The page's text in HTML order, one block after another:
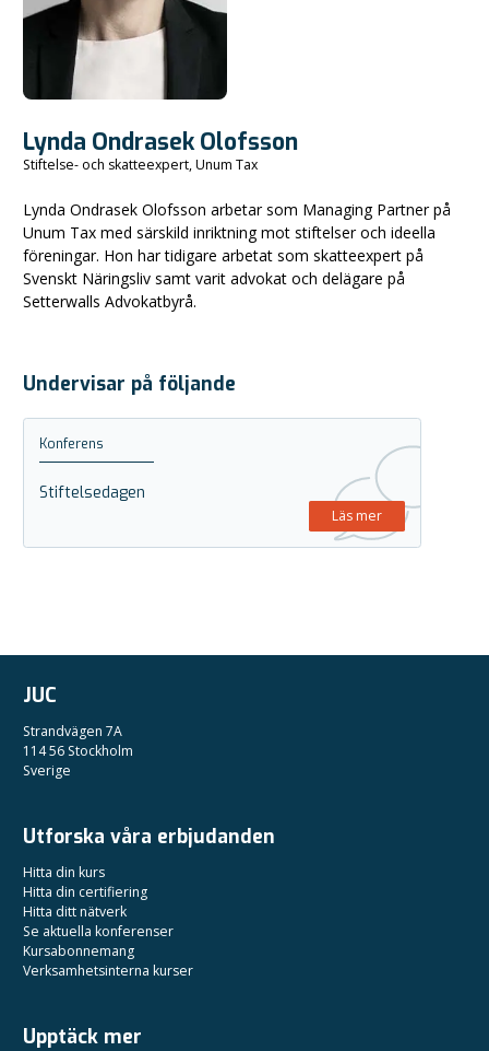
Lynda Ondrasek Olofsson
Stiftelse- och skatteexpert, Unum Tax
Lynda Ondrasek Olofsson arbetar som Managing Partner på
Unum Tax med särskild inriktning mot stiftelser och ideella
föreningar. Hon har tidigare arbetat som skatteexpert på
Svenskt Näringsliv samt varit advokat och delägare på
Setterwalls Advokatbyrå.
Undervisar på följande
Konferens
Stiftelsedagen
Läs mer
JUC
Strandvägen 7A
114 56 Stockholm
Sverige
Utforska våra erbjudanden
Hitta din kurs
Hitta din certifiering
Hitta ditt nätverk
Se aktuella konferenser
Kursabonnemang
Verksamhetsinterna kurser
Upptäck mer